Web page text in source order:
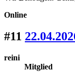
Online
#11
reini
Mitglied